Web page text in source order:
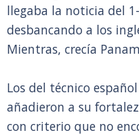
llegaba la noticia del
desbancando a los
Mientras, crecía
Los del técnico
añadieron a su
con criterio que no